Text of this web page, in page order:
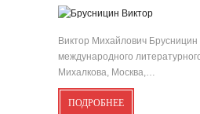
Виктор Михайлович
международного
Михалкова, Москва,…
ПОДРОБНЕЕ